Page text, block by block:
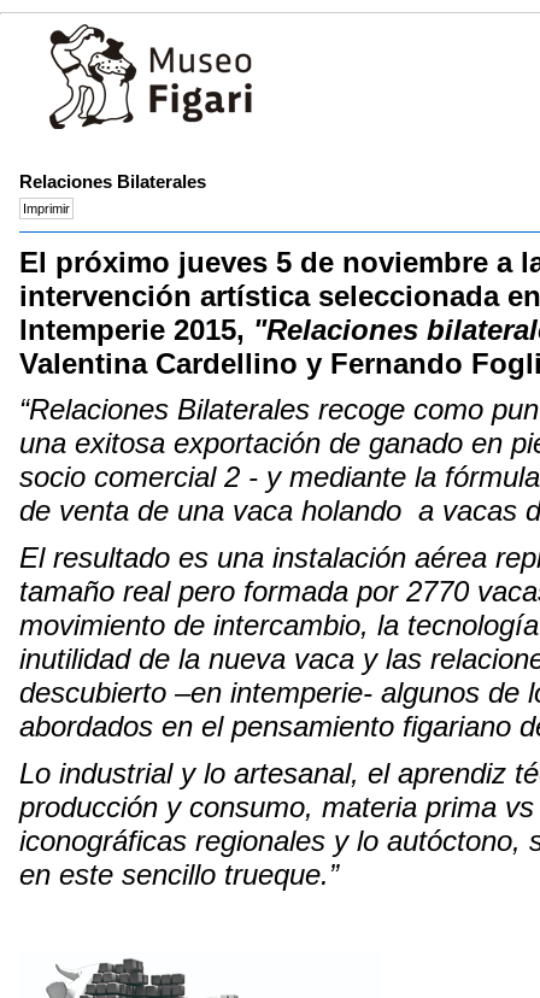
Relaciones Bilaterales
El próximo jueves 5 de noviembre a
intervención artística seleccionada
Intemperie 2015, "Relaciones
Valentina Cardellino y Fernando
“Relaciones Bilaterales recoge como
una exitosa exportación de ganado en
socio comercial 2 - y mediante la
de venta de una vaca holando a vacas
El resultado es una instalación aérea
tamaño real pero formada por 2770
movimiento de intercambio, la
inutilidad de la nueva vaca y las
descubierto –en intemperie- algunos de
abordados en el pensamiento figariano
Lo industrial y lo artesanal, el aprendiz
producción y consumo, materia prima
iconográficas regionales y lo autóctono,
en este sencillo trueque.”